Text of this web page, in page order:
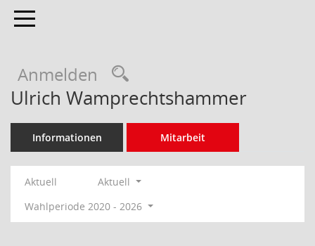
Toggle navigation
Anmelden Rechercheauswahl
Ulrich Wamprechtshammer
Informationen Mitarbeit
Aktuell
Aktuell
Wahlperiode 2020 - 2026